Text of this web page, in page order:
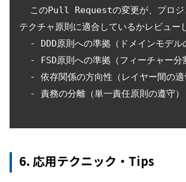
テクチャ原則に適合しているかレビュー
6. 応用テクニック・Tips